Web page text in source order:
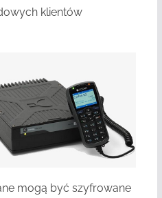
klientów
mogą być szyfrowane